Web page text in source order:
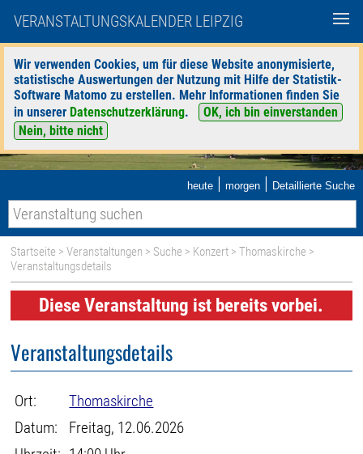
VERANSTALTUNGSKALENDER LEIPZIG
Wir verwenden Cookies, um für diese Website anonymisierte,
statistische Auswertungen der Nutzung mit Hilfe der Statistik-
Software Matomo zu erstellen. Mehr Informationen finden Sie
in unserer Datenschutzerklärung.
OK, ich bin einverstanden
Nein, bitte nicht
heute | morgen | Detaillierte Suche
Startseite >Veranstaltungen > Suche > Konzert >Thomaskirche >
Veranstaltungsdetails
Diese Veranstaltung ist bereits vorbei.
Veranstaltungsdetails
Ort:
Thomaskirche
Datum:
Freitag, 12.06.2026